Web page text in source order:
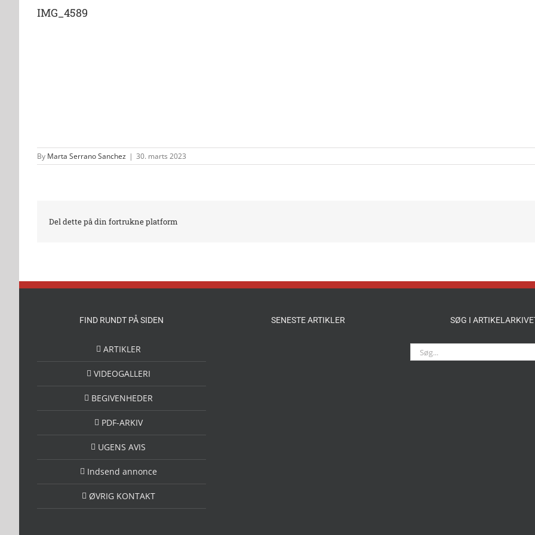
IMG_4589
By Marta Serrano Sanchez | 30. marts 2023
Del dette på din fortrukne platform
FIND RUNDT PÅ SIDEN
ARTIKLER
VIDEOGALLERI
BEGIVENHEDER
PDF-ARKIV
UGENS AVIS
Indsend annonce
ØVRIG KONTAKT
SENESTE ARTIKLER SØG I
Søg
efter: